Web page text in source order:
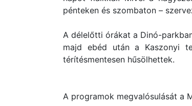
pénteken és szombaton –
A délelőtti órákat a Dinó-
majd ebéd után a Kaszonyi
térítésmentesen hűsölhettek.
A programok megvalósulását a